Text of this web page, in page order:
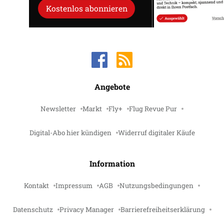
Kostenlos abonnieren
Angebote
Newsletter Markt Fly+ Flug Revue Pur
Digital-Abo hier kündigen Widerruf digitaler Käufe
Information
Kontakt Impressum AGB Nutzungsbedingungen
Datenschutz Privacy Manager Barrierefreiheitserklärung